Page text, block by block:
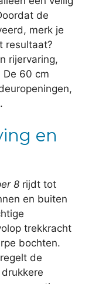
de
merk je
resultaat?
rijervaring,
De 60 cm
en
8 rijdt tot
en buiten
trekkracht
bochten.
de